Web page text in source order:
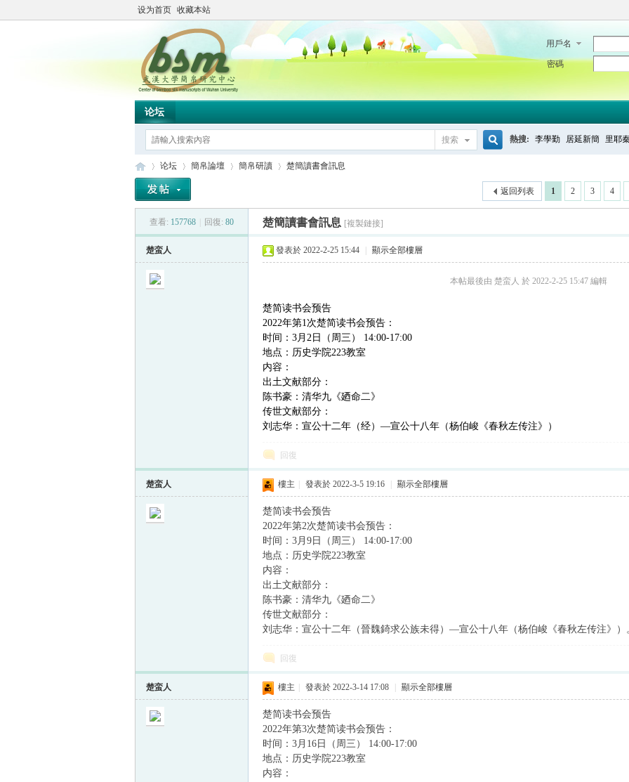
设为首页 收藏本站
用戶名
密碼
论坛
搜索 熱搜: 李學勤 居延新簡 里耶
»
论坛
›
簡帛論壇
›
簡帛研讀
›
楚簡讀書會訊息
1 2 3 4
返回列表
查看: 157768 回復: 80 楚簡讀書會訊息 [複製鏈接]
楚蛮人 發表於 2022-2-25 15:44 顯示全部樓層
本帖最後由 楚蛮人 於 2022-2-25 15:47 編輯
楚简读书会预告
2022年第1次楚简读书会预告：
时间：3月2日（周三） 14:00-17:00
地点：历史学院223教室
内容：
出土文献部分：
陈书豪：清华九《廼命二》
传世文献部分：
刘志华：宣公十二年（经）—宣公十八年（杨伯峻《春秋左传注》）
回復
楚蛮人 樓主 發表於 2022-3-5 19:16 顯示全部樓層
楚简读书会预告
2022年第2次楚简读书会预告：
时间：3月9日（周三） 14:00-17:00
地点：历史学院223教室
内容：
出土文献部分：
陈书豪：清华九《廼命二》
传世文献部分：
刘志华：宣公十二年（晉魏錡求公族未得）—宣公十八年（杨伯峻《春秋左传注》）
回復
楚蛮人 樓主 發表於 2022-3-14 17:08 顯示全部樓層
楚简读书会预告
2022年第3次楚简读书会预告：
时间：3月16日（周三） 14:00-17:00
地点：历史学院223教室
内容：